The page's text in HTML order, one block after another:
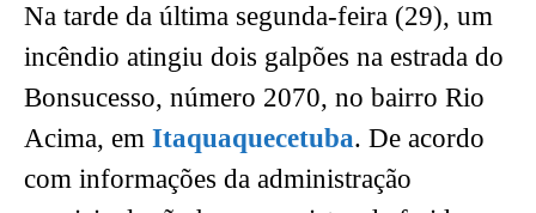
Na tarde da última segunda-feira (29), um
incêndio atingiu dois galpões na estrada do
Bonsucesso, número 2070, no bairro Rio
Acima, em Itaquaquecetuba. De acordo
com informações da administração